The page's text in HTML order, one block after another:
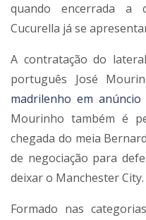
quando encerrada a
Cucurella já se
A contratação do
português José
madrilenho em
Mourinho também é
chegada do meia
de negociação para
deixar o Manchester City.
Formado nas